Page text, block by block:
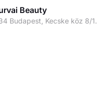
Beauty
Budapest, Kecske köz 8/1.